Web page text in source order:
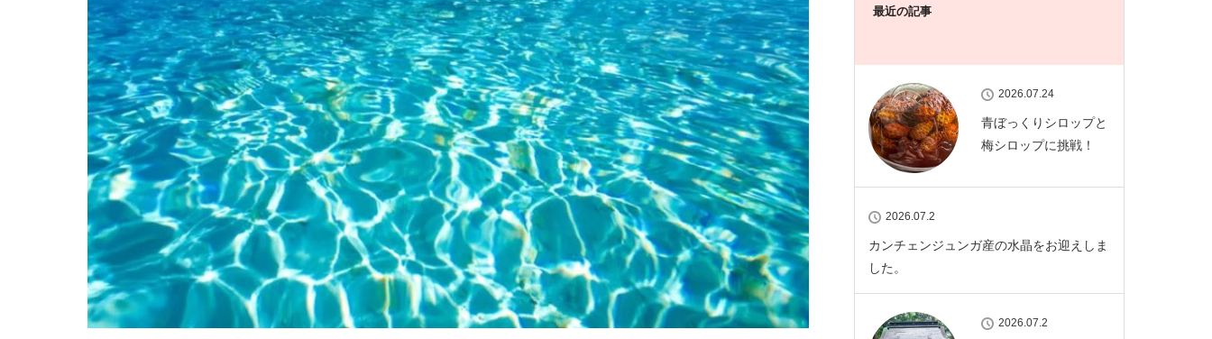
最近の記事
2026.07.24
青ぼっくりシロップと
梅シロップに挑戦！
2026.07.2
カンチェンジュンガ産の水晶をお迎えしま
した。
2026.07.2